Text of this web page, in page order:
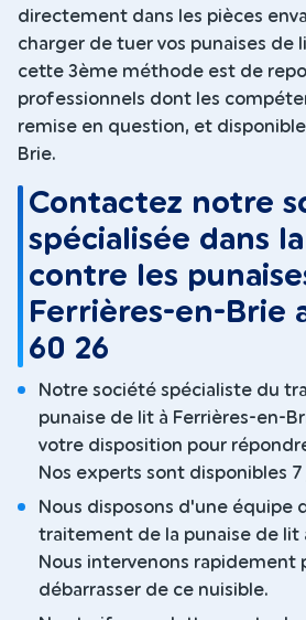
directement dans les pièces
charger de tuer vos punaises de
cette 3ème méthode est de
professionnels dont les
remise en question, et
Brie.
Contactez notre
spécialisée dans
contre les
Ferrières-en-Brie
60 26
Notre société spécialiste du
punaise de lit à Ferrières-en-
votre disposition pour
Nos experts sont disponibles 7
Nous disposons d'une équipe
traitement de la punaise de lit
Nous intervenons rapidement
débarrasser de ce nuisible.